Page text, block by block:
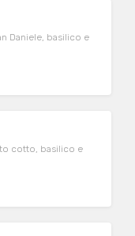
Daniele, basilico e
cotto, basilico e